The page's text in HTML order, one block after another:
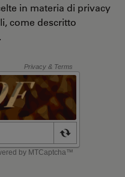
in materia di privacy
come descritto